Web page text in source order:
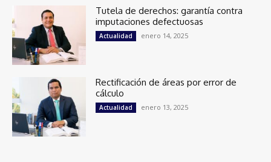
Tutela de derechos: garantía contra
imputaciones defectuosas
Actualidad enero 14, 2025
Rectificación de áreas por error de
cálculo
Actualidad enero 13, 2025